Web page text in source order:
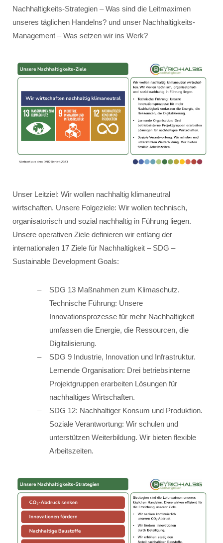
Nachhaltigkeits-Strategien – Was sind die Leitmaximen
unseres täglichen Handelns? und unser Nachhaltigkeits-
Management – Was setzen wir ins Werk?
Unser Leitziel: Wir wollen nachhaltig klimaneutral
wirtschaften. Unsere Folgeziele: Wir wollen technisch,
organisatorisch und sozial nachhaltig in Führung liegen.
Unsere operativen Ziele definieren wir entlang der
internationalen 17 Ziele für Nachhaltigkeit – SDG –
Sustainable Development Goals:
SDG 13 Maßnahmen zum Klimaschutz.
Technische Führung: Unsere
Innovationsprozesse für mehr Nachhaltigkeit
umfassen die Energie, die Ressourcen, die
Digitalisierung.
SDG 9 Industrie, Innovation und Infrastruktur.
Lernende Organisation: Drei betriebsinterne
Projektgruppen erarbeiten Lösungen für
nachhaltiges Wirtschaften.
SDG 12: Nachhaltiger Konsum und Produktion.
Soziale Verantwortung: Wir schulen und
unterstützen Weiterbildung. Wir bieten flexible
Arbeitszeiten.